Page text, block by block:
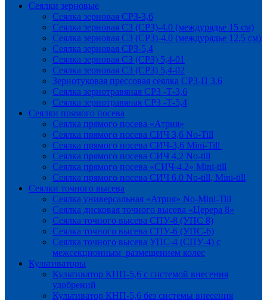
Сеялки зерновые
Сеялка зерновая СРЗ-3,6
Сеялка зерновая СЗ (СРЗ)-4.0 (междурядье 15 см)
Сеялка зерновая СЗ (СРЗ)-4.0 (междурядье 12,5 см)
Сеялка зерновая СРЗ-5,4
Сеялка зерновая СЗ (СРЗ) 5,4-01
Сеялка зерновая СЗ (СРЗ) 5,4-02
Зернотуковая прессовая сеялка СРЗ-П 3.6
Сеялка зернотравяная СРЗ -Т-3,6
Сеялка зернотравяная СРЗ -Т-5,4
Сеялки прямого посева
Сеялка прямого посева «Атрия»
Сеялка прямого посева СИЧ 3,6 No-Till
Сеялка прямого посева СИЧ-3,6 Mini-Till
Сеялка прямого посева СИЧ 4,2 No-till
Сеялка прямого посева «СИЧ-4,2» Mini-till
Сеялка прямого посева СИЧ 6.0 No-till, Mini-till
Сеялки точного высева
Сеялка универсальная «Атрия» No-Mini-Till
Сеялка дисковая точного высева «Церера 8»
Сеялка точного высева СПУ-8 (УПС 8)
Сеялка точного высева СПУ-6 (УПС-6)
Сеялка точного высева УПС-4 (СПУ-4) с
межсекционным размещением колес
Культиваторы
Культиватор КНП-5,6 с системой внесения
удобрений
Культиватор КНП-5,6 без системы внесения